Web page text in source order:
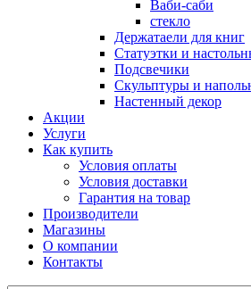
Ваби-саби
стекло
Держатаели для книг
Статуэтки и
Подсвечики
Скульптуры и
Настенный декор
Акции
Услуги
Как купить
Условия оплаты
Условия доставки
Гарантия на товар
Производители
Магазины
О компании
Контакты